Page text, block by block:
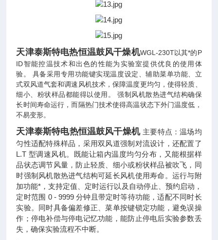
天津泰斯特电热恒温鼓风干燥机WGL-230T以其*的P
ID智能控温技术和出色的性能为实验室提供优良的使用体
验。 具备采用专用功能键实现温度设定、辅助菜单功能、立
式双风道气套和调速风机技术，保障温度更均匀，使得轻质、
细小、粉状样品都能得以使用。 强制风机散热进气结构确保
长时间寿命运行，而隔热门技术使得高温状态下外门温度低，
不易变形。
天津泰斯特电热恒温鼓风干燥机 主要特点：温场均
匀性适配特殊样品，采用双风道强制对流设计，还配置了
L.T 型调速风机。既能让箱内温度均匀分布，又能根据样
品状态调节风量，防止轻质、细小或粉状样品被吹飞，同
时强制风机散热进气结构可延长风机使用寿命。运行与附
加功能*，支持定值、定时运行以及自动停止、预约启动，
定时范围 0 - 9999 分钟且带定时等待功能，适配不同时长
实验。同时具备偏差修正、菜单按键锁定功能，避免误操
作；停电补偿与停电记忆功能，能防止停电后实验参数丢
失，确保实验流程不中断。